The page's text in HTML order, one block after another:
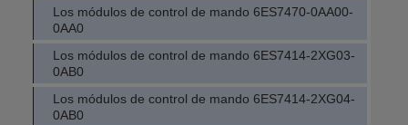
Los módulos de control de mando 6ES7470-0AA00-
0AA0
Los módulos de control de mando 6ES7414-2XG03-
0AB0
Los módulos de control de mando 6ES7414-2XG04-
0AB0